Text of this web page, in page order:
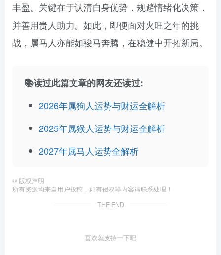
丰盈。关键在于认清自身优势，规避情绪化决策，
并善用贵人助力。如此，即便面对火旺之年的挑
战，属马人亦能如骏马奔腾，在稳健中开拓新局。
📚读过此篇文章的网友还读过:
2026年属狗人运势与财运全解析
2025年属猴人运势与财运全解析
2027年属马人运势全解析
© 版权声明
所有资源均来自用户投稿，如有侵权等内容请联系处理！
THE END
喜欢就支持一下吧